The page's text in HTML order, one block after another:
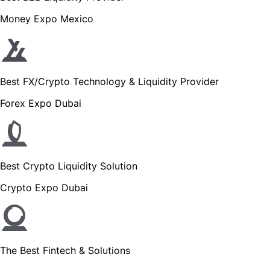
Money Expo Mexico
Best FX/Crypto Technology & Liquidity Provider
Forex Expo Dubai
Best Crypto Liquidity Solution
Crypto Expo Dubai
The Best Fintech & Solutions